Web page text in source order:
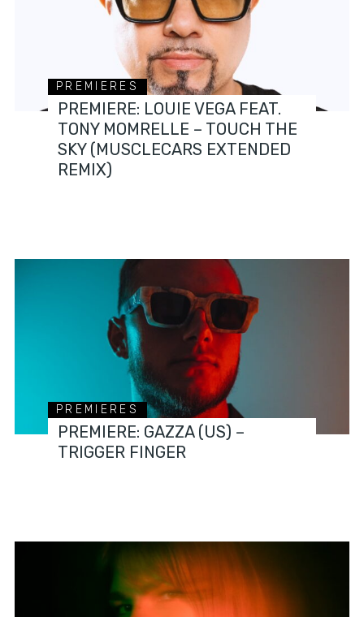
PREMIERES
PREMIERE: LOUIE VEGA FEAT.
TONY MOMRELLE – TOUCH THE
SKY (MUSCLECARS EXTENDED
REMIX)
PREMIERES
PREMIERE: GAZZA (US) –
TRIGGER FINGER